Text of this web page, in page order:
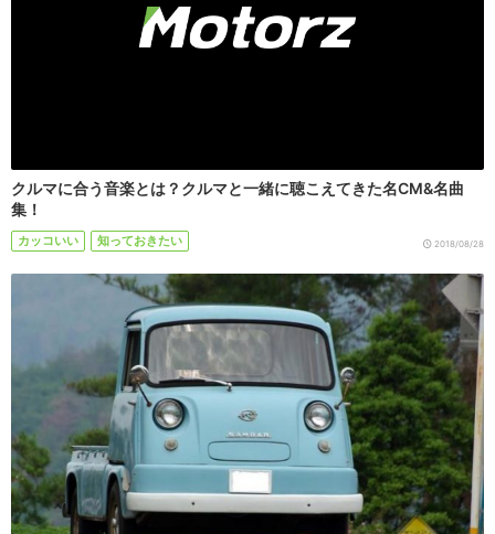
クルマに合う音楽とは？クルマと一緒に聴こえてきた名CM&名曲
集！
カッコいい 知っておきたい 2018/08/28